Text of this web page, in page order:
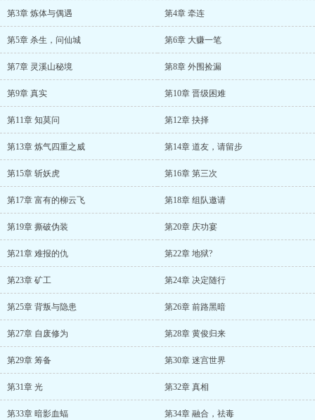
第3章 炼体与偶遇 第4章 牵连
第5章 杀生，问仙城 第6章 大赚一笔
第7章 灵溪山秘境 第8章 外围捡漏
第9章 真实 第10章 晋级困难
第11章 知莫问 第12章 抉择
第13章 炼气四重之威 第14章 道友，请留步
第15章 斩妖虎 第16章 第三次
第17章 富有的柳云飞 第18章 组队邀请
第19章 撕破伪装 第20章 庆功宴
第21章 难报的仇 第22章 地狱?
第23章 矿工 第24章 决定随行
第25章 背叛与隐患 第26章 前路黑暗
第27章 自废修为 第28章 黄俊归来
第29章 筹备 第30章 迷宫世界
第31章 光 第32章 真相
第33章 暗影血蝠 第34章 融合，祛毒